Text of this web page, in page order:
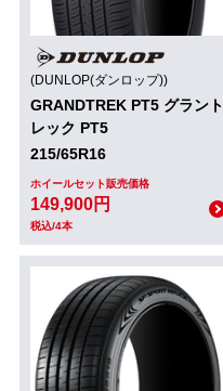
(DUNLOP(ダンロップ))
GRANDTREK PT5 グラント
レック PT5
215/65R16
ホイールセット販売価格
149,900円
税込/4本